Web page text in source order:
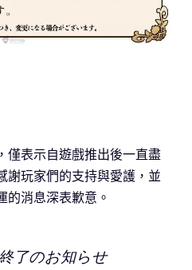
僅表示自遊戲推出後一直盡
謝玩家們的支持與愛護，並
的消息深表歉意。
了のお知らせ